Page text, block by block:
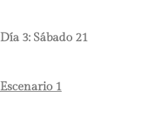
Día 3: Sábado 21
Escenario 1